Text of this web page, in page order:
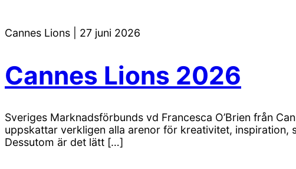
Cannes Lions 27 juni 2026
Cannes Lions 2026
Sveriges Marknadsförbunds vd Francesca O’Brien från
uppskattar verkligen alla arenor för kreativitet, inspiration,
Dessutom är det lätt […]